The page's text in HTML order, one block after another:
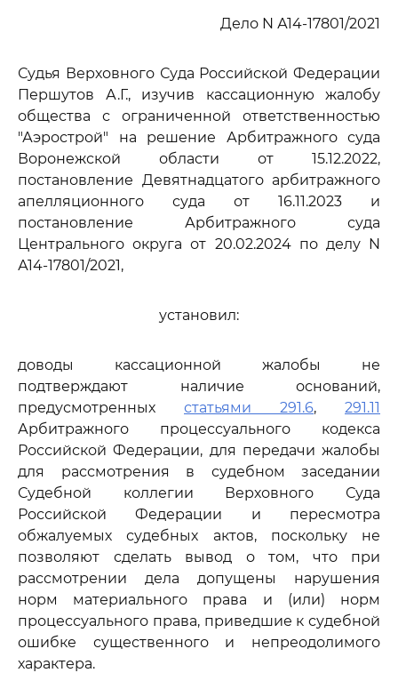
Дело N А14-17801/2021
Судья Верховного Суда Российской Федерации
Першутов А.Г., изучив кассационную жалобу
общества с ограниченной ответственностью
"Аэрострой" на решение Арбитражного суда
Воронежской области от 15.12.2022,
постановление Девятнадцатого арбитражного
апелляционного суда от 16.11.2023 и
постановление Арбитражного суда
Центрального округа от 20.02.2024 по делу N
А14-17801/2021,
установил:
доводы кассационной жалобы не
подтверждают наличие оснований,
предусмотренных статьями 291.6, 291.11
Арбитражного процессуального кодекса
Российской Федерации, для передачи жалобы
для рассмотрения в судебном заседании
Судебной коллегии Верховного Суда
Российской Федерации и пересмотра
обжалуемых судебных актов, поскольку не
позволяют сделать вывод о том, что при
рассмотрении дела допущены нарушения
норм материального права и (или) норм
процессуального права, приведшие к судебной
ошибке существенного и непреодолимого
характера.